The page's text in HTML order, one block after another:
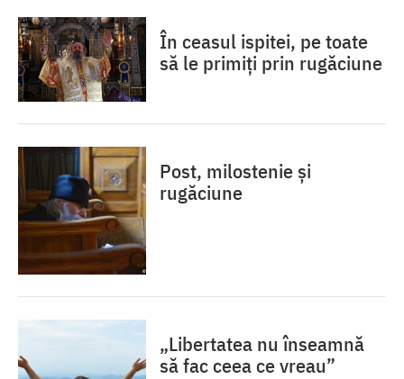
În ceasul ispitei, pe toate
să le primiți prin rugăciune
Post, milostenie și
rugăciune
„Libertatea nu înseamnă
să fac ceea ce vreau”